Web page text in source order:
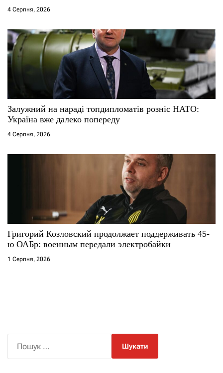
4 Серпня, 2026
Залужний на нараді топдипломатів розніс НАТО:
Україна вже далеко попереду
4 Серпня, 2026
Григорий Козловский продолжает поддерживать 45-
ю ОАБр: военным передали электробайки
1 Серпня, 2026